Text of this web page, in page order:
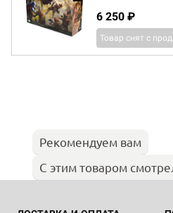
6 250 ₽
Товар снят с
Рекомендуем вам
С этим товаром